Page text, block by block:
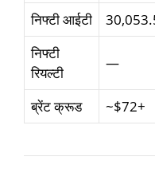
निफ्टी आईटी
निफ्टी
रियल्टी
—
ब्रेंट क्रूड ~$72+